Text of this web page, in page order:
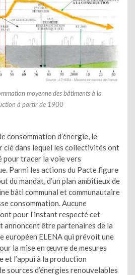
moyenne des bâtiments à la
à partir de 1900
consommation d’énergie, le
clé dans lequel les collectivités ont
pour tracer la voie vers
Parmi les actions du Pacte figure
du mandat, d’un plan ambitieux de
bâti communal et communautaire
consommation. Aucune
pour l’instant respecté cet
annoncent être partenaires de la
européen ELENA qui prévoit une
la mise en œuvre de mesures
et l’appui à la production
sources d’énergies renouvelables